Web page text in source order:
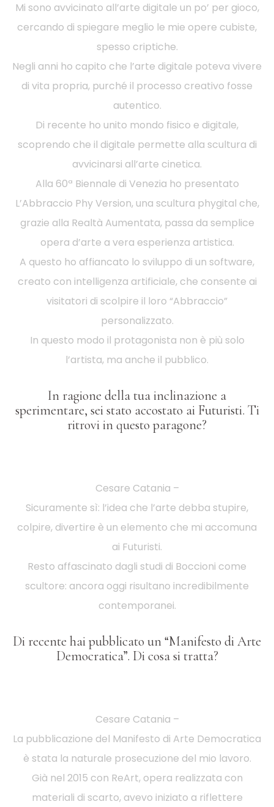
Mi sono avvicinato all’arte digitale un po’ per gioco,
cercando di spiegare meglio le mie opere cubiste,
spesso criptiche.
Negli anni ho capito che l’arte digitale poteva vivere
di vita propria, purché il processo creativo fosse
autentico.
Di recente ho unito mondo fisico e digitale,
scoprendo che il digitale permette alla scultura di
avvicinarsi all’arte cinetica.
Alla 60ª Biennale di Venezia ho presentato
L’Abbraccio Phy Version, una scultura phygital che,
grazie alla Realtà Aumentata, passa da semplice
opera d’arte a vera esperienza artistica.
A questo ho affiancato lo sviluppo di un software,
creato con intelligenza artificiale, che consente ai
visitatori di scolpire il loro “Abbraccio”
personalizzato.
In questo modo il protagonista non è più solo
l’artista, ma anche il pubblico.
In ragione della tua inclinazione a
sperimentare, sei stato accostato ai Futuristi. Ti
ritrovi in questo paragone?
Cesare Catania –
Sicuramente sì: l’idea che l’arte debba stupire,
colpire, divertire è un elemento che mi accomuna
ai Futuristi.
Resto affascinato dagli studi di Boccioni come
scultore: ancora oggi risultano incredibilmente
contemporanei.
Di recente hai pubblicato un “Manifesto di Arte
Democratica”. Di cosa si tratta?
Cesare Catania –
La pubblicazione del Manifesto di Arte Democratica
è stata la naturale prosecuzione del mio lavoro.
Già nel 2015 con ReArt, opera realizzata con
materiali di scarto, avevo iniziato a riflettere